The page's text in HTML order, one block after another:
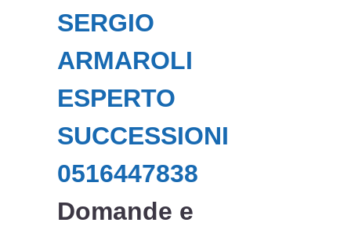
SERGIO
ARMAROLI
ESPERTO
SUCCESSIONI
0516447838
Domande e